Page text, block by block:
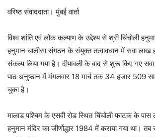
वरिष्ठ संवाददाता। मुंबई वार्ता
विश्व शांति एवं लोक कल्याण के उद्देश्य से श्री चिंचोली
हनुमान चालीसा संगठन के संयुक्त तत्वावधान में सवा लाख
संकल्प लिया गया है। दीपावली के बाद से शुरू किए गए
पाठ अनुष्ठान में मंगलवार 18 मार्च तक 34 हजार 509
चुका है।
मालाड पश्चिम के एसवी रोड स्थित चिंचोली फाटक के
हनुमान मंदिर का जीर्णोद्धार 1984 में कराया गया था।